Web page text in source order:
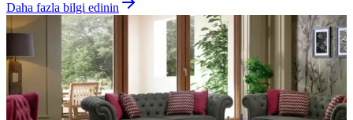
Daha fazla bilgi edinin